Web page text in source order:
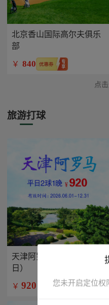
北京香山国际高尔夫俱乐
部
￥ 840
点
旅游打球
天津阿罗马2球1晚（平
日）
￥ 920 您未开启定位权